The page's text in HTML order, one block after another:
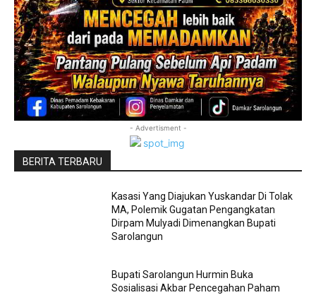
- Advertisment -
BERITA TERBARU
Kasasi Yang Diajukan Yuskandar Di Tolak
MA, Polemik Gugatan Pengangkatan
Dirpam Mulyadi Dimenangkan Bupati
Sarolangun
Bupati Sarolangun Hurmin Buka
Sosialisasi Akbar Pencegahan Paham